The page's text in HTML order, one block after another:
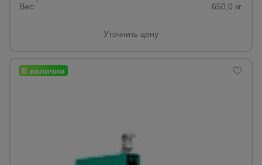
Вес:
650,0 кг.
Уточнить цену
Оборудование